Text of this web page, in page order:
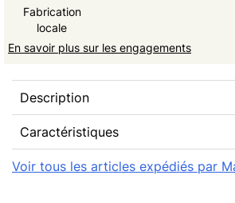
Fabrication
locale
En savoir plus sur les engagements
Description
Caractéristiques
Voir tous les articles expédiés par